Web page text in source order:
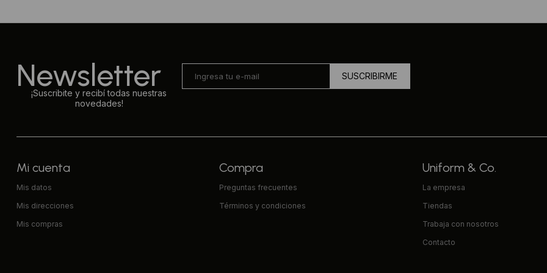
Newsletter
¡Suscribite y recibí todas nuestras
novedades!
SUSCRIBIRME
Mi cuenta
Mis datos
Mis direcciones
Mis compras
Compra
Preguntas frecuentes
Términos y condiciones
Uniform & Co.
La empresa
Tiendas
Trabaja con nosotros
Contacto